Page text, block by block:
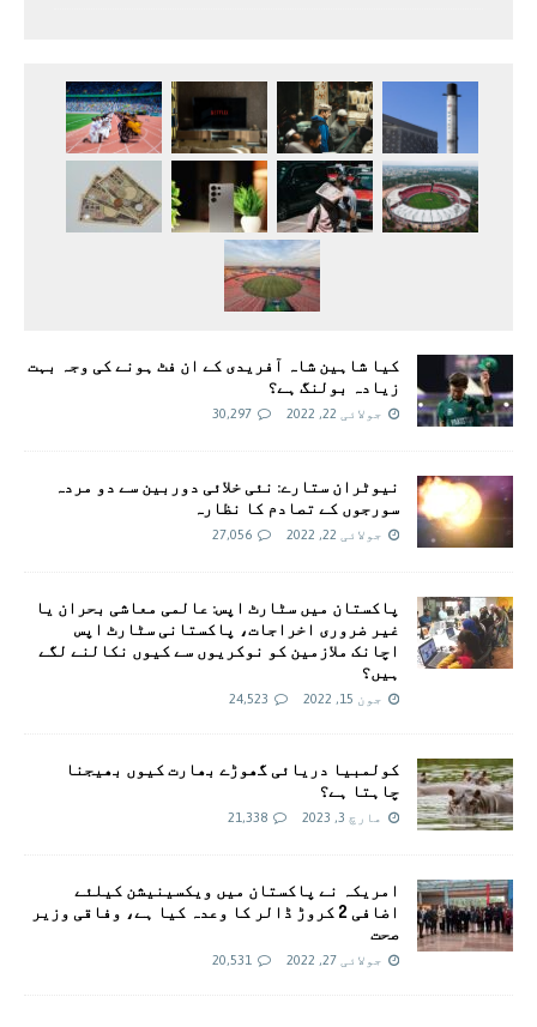
کیا شاہین شاہ آفریدی کے ان فٹ ہونے کی وجہ بہت
زیادہ بولنگ ہے؟
جولائی 22, 2022 30,297
نیوٹران ستارے: نئی خلائی دوربین سے دو مردہ
سورجوں کے تصادم کا نظارہ
جولائی 22, 2022 27,056
پاکستان میں سٹارٹ اپس: عالمی معاشی بحران یا
غیر ضروری اخراجات، پاکستانی سٹارٹ اپس
اچانک ملازمین کو نوکریوں سے کیوں نکالنے لگے
ہیں؟
جون 15, 2022 24,523
کولمبیا دریائی گھوڑے بھارت کیوں بھیجنا
چاہتا ہے؟
مارچ 3, 2023 21,338
امريکہ نے پاکستان میں ویکسینیشن کیلئے
اضافی 2 کروڑ ڈالر کا وعدہ کیا ہے، وفاقی وزیر
صحت
جولائی 27, 2022 20,531